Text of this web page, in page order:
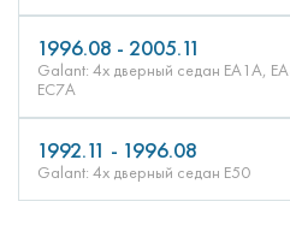
1996.08 - 2005.11
Galant: 4х дверный седан EA1A,
EC7A
1992.11 - 1996.08
Galant: 4х дверный седан E50